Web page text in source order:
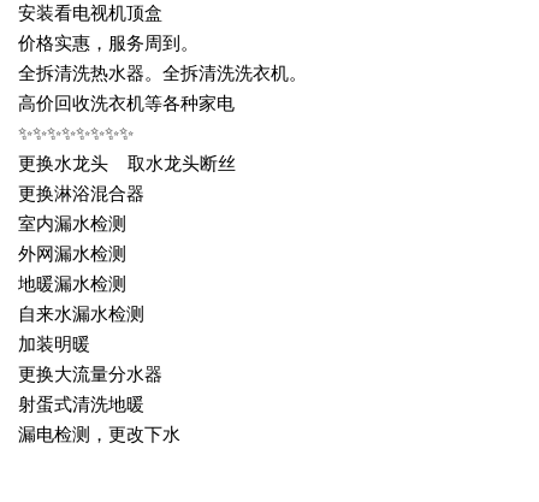
安装看电视机顶盒
价格实惠，服务周到。
全拆清洗热水器。全拆清洗洗衣机。
高价回收洗衣机等各种家电
✨✨✨✨✨✨✨✨
更换水龙头 取水龙头断丝
更换淋浴混合器
室内漏水检测
外网漏水检测
地暖漏水检测
自来水漏水检测
加装明暖
更换大流量分水器
射蛋式清洗地暖
漏电检测，更改下水